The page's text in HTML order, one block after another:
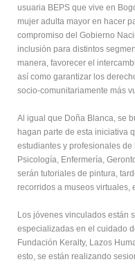
usuaria BEPS que vive en
mujer adulta mayor en hacer
compromiso del Gobierno
inclusión para distintos
manera, favorecer el
así como garantizar los
socio-comunitariamente más
Al igual que Doña Blanca, se
hagan parte de esta iniciativa
estudiantes y profesionales
Psicología, Enfermería,
serán tutoriales de pintura,
recorridos a museos virtuales,
Los jóvenes vinculados están
especializadas en el cuidado
Fundación Keralty, Lazos
esto, se están realizando